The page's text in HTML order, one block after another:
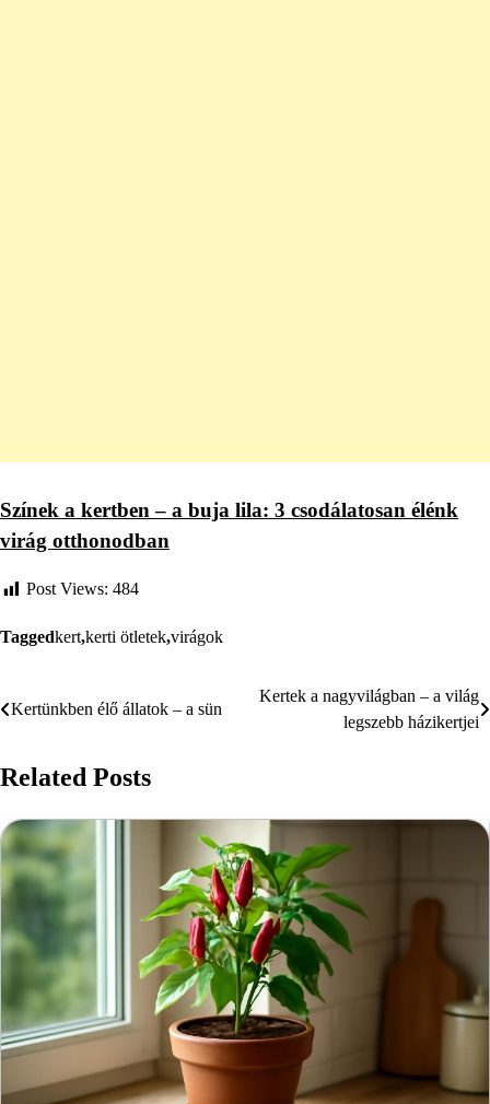
Színek a kertben – a buja lila: 3 csodálatosan élénk
virág otthonodban
Post Views: 484
Taggedkert,kerti ötletek,virágok
Bejegyzés
Kertünkben élő állatok – a sün
Kertek a nagyvilágban – a világ
legszebb házikertjei
Related Posts